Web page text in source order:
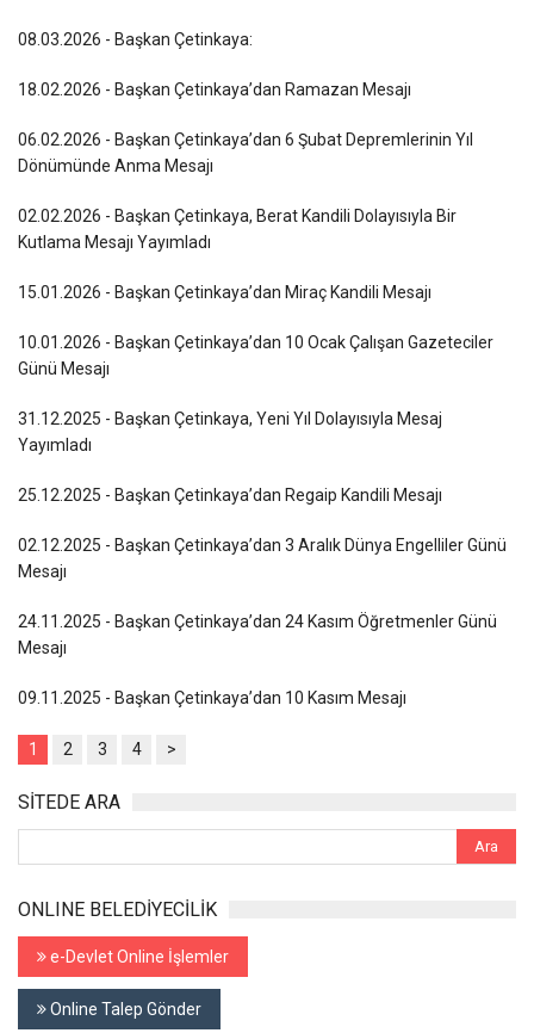
08.03.2026 - Başkan Çetinkaya:
18.02.2026 - Başkan Çetinkaya’dan Ramazan Mesajı
06.02.2026 - Başkan Çetinkaya’dan 6 Şubat Depremlerinin Yıl
Dönümünde Anma Mesajı
02.02.2026 - Başkan Çetinkaya, Berat Kandili Dolayısıyla Bir
Kutlama Mesajı Yayımladı
15.01.2026 - Başkan Çetinkaya’dan Miraç Kandili Mesajı
10.01.2026 - Başkan Çetinkaya’dan 10 Ocak Çalışan Gazeteciler
Günü Mesajı
31.12.2025 - Başkan Çetinkaya, Yeni Yıl Dolayısıyla Mesaj
Yayımladı
25.12.2025 - Başkan Çetinkaya’dan Regaip Kandili Mesajı
02.12.2025 - Başkan Çetinkaya’dan 3 Aralık Dünya Engelliler Günü
Mesajı
24.11.2025 - Başkan Çetinkaya’dan 24 Kasım Öğretmenler Günü
Mesajı
09.11.2025 - Başkan Çetinkaya’dan 10 Kasım Mesajı
1 2 3 4 >
SİTEDE ARA
ONLINE BELEDİYECİLİK
e-Devlet Online İşlemler
Online Talep Gönder